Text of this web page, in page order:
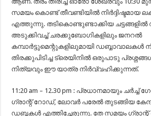
സമയം കൊണ്ട് തീവണ്ടിയിൽ നിർദ്ദിഷ്ടമായ
എത്തുന്നു. തടികൊണ്ടുണ്ടാക്കിയ
അടുക്കിവച്ച് ചരക്കുബോഗികളിലും ജനറൽ
കമ്പാർട്ടുമെന്റുകളിലുമായി ഡബ്ബാവാലകൾ
തിരക്കുപിടിച്ച ട്രെയിനിൽ ഒരുപാടു
നിത്യവും ഈ യാത്ര നിർവ്വഹിക്കുന്നത്.
11:20 am – 12.30 pm : പ്രധാനമായും ചർച്ച്
ഗ്രാന്റ് റോഡ്, ലോവർ പരേൽ തുടങ്ങിയ
ഡബ്ബകൾ എത്തിച്ചേരുന്നു. തേ സമയം